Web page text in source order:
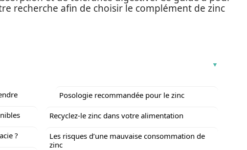
recherche afin de choisir le complément de zinc
?
Posologie recommandée pour le zinc
Recyclez-le zinc dans votre alimentation
Les risques d’une mauvaise consommation de
zinc